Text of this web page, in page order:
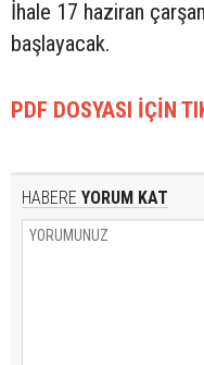
İhale 17 haziran
başlayacak.
PDF DOSYASI İÇİN
HABERE YORUM KAT